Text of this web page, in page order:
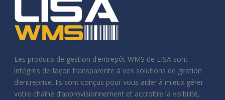
Les produits de gestion d’entrepôt WMS de LISA sont
intégrés de façon transparente à vos solutions de gestion
d’entreprise. Ils sont conçus pour vous aider à mieux gérer
votre chaîne d’approvisionnement et accroître la visibilité,